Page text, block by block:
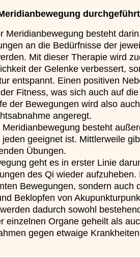
Meridianbewegung besteht
an die Bedürfnisse der
Mit dieser Therapie wird
der Gelenke verbessert,
entspannt. Einen positiven
Fitness, was sich auch auf
der Bewegungen wird also
angeregt.
besteht
geeignet ist. Mittlerweile
Übungen.
geht es in erster Linie
des Qi wieder aufzuheben.
Bewegungen, sondern auch
Beklopfen von
dadurch sowohl
einzelnen Organe geheilt als
gegen etwaige Krankheiten